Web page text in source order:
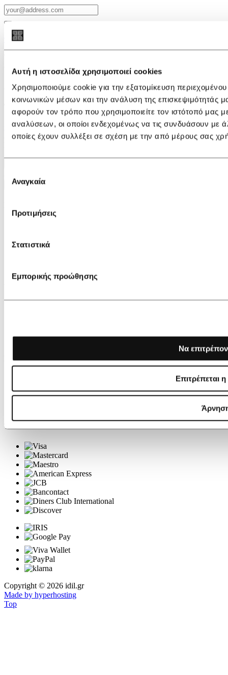
Αυτή η ιστοσελίδα χρησιμοποιεί cookies
Χρησιμοποιούμε cookie για την εξατομίκευση
κοινωνικών μέσων και την ανάλυση της επισκεψιμότητάς
αφορούν τον τρόπο που χρησιμοποιείτε τον ιστότοπό μας
αναλύσεων, οι οποίοι ενδεχομένως να τις συνδυάσουν με
οποίες έχουν συλλέξει σε σχέση με την από μέρους σας
συγκατάθεσης
Αναγκαία
Προτιμήσεις
Στατιστικά
Εμπορικής προώθησης
Να
Επιτρέπεται
Συμφωνώ ότι το idil.gr μπορεί να χρησιμοποιήσει τα
προσωπικά στοιχεία μου
εταιρίας και συναινώ με τους παρακάτωόρους και προϋποθέσεις.
όρων και προϋποθέσεων.
ΑΚΟΛΟΥΘΗΣΤΕ ΜΑΣ
ΤΗΛΕΦΩΝΙΚΕΣ ΠΑΡΑΓΓΕΛΙΕΣ
+30 210 3605 700 Οι τηλεφωνικές παραγγελίες είναι διαθέσιμες
Δευτέρα, Τρίτη, Πέμπτη, Παρασκευή (10:00 - 20:00) και Τετάρτη,
Αναζήτηση
Blog
ΑΓΟΡΕΣ
Gift Card
Επιστροφές
ΠΛΗΡΟΦΟΡΙΕΣ
Αναζήτηση αποστολής
ΤΟ IDIL ΔΕΧΕΤΑΙ
Copyright © 2026 idil.gr
Made by hyperhosting
Top